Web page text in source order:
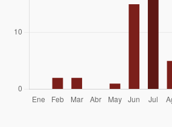
Matias Carrasco
Andrés Barrientos
27/05/17
Nicolas Melo